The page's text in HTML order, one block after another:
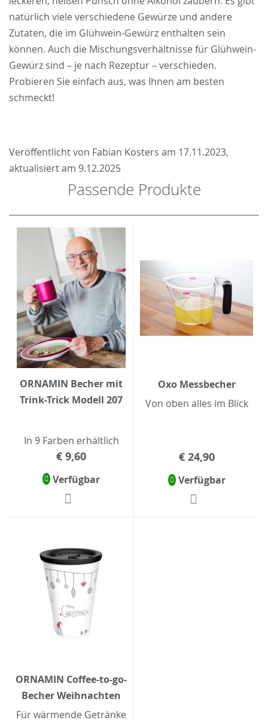
natürlich viele verschiedene Gewürze und andere
Zutaten, die im Glühwein-Gewürz enthalten sein
können. Auch die Mischungsverhältnisse für Glühwein-
Gewürz sind – je nach Rezeptur – verschieden.
Probieren Sie einfach aus, was Ihnen am besten
schmeckt!
Veröffentlicht von Fabian Kösters am 17.11.2023,
aktualisiert am 9.12.2025
Passende Produkte
ORNAMIN Becher mit
Trink-Trick Modell 207
In 9 Farben erhältlich
€ 9,60
Verfügbar
Oxo Messbecher
Von oben alles im Blick
€ 24,90
Verfügbar
ORNAMIN Coffee-to-go-
Becher Weihnachten
Für wärmende Getränke